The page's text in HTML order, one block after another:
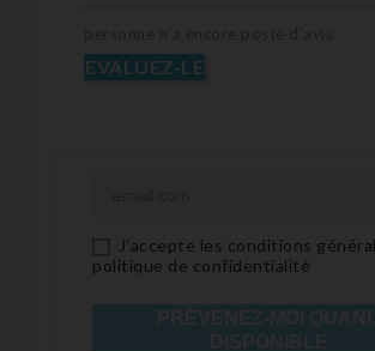
EVALUEZ-LE
J'accepte les conditions
politique de confidentialité